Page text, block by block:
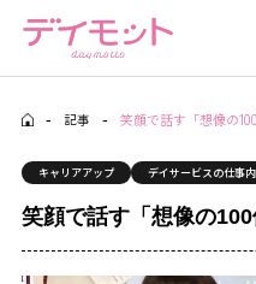
Seminar Event
セミナー・イベント情報
Articles
記事
Daymotto-Tube
- 記事 - 笑顔で話す「想像の
キャリアアップ デイサービスの仕事
笑顔で話す「想像の